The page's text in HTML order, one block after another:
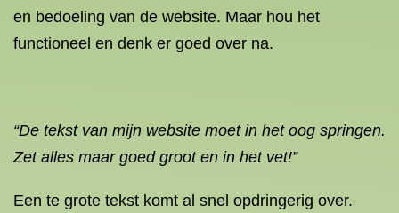
en bedoeling van de website. Maar hou het
functioneel en denk er goed over na.
“De tekst van mijn website moet in het oog springen.
Zet alles maar goed groot en in het vet!”
Een te grote tekst komt al snel opdringerig over.